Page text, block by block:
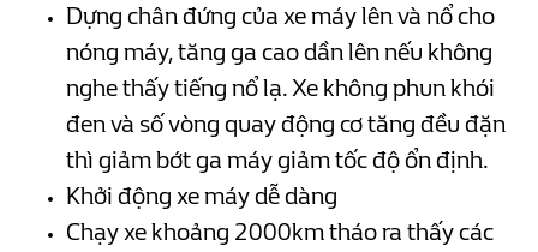
Dựng chân đứng của xe máy lên và nổ cho
nóng máy, tăng ga cao dần lên nếu không
nghe thấy tiếng nổ lạ. Xe không phun khói
đen và số vòng quay động cơ tăng đều đặn
thì giảm bớt ga máy giảm tốc độ ổn định.
Khởi động xe máy dễ dàng
Chạy xe khoảng 2000km tháo ra thấy các